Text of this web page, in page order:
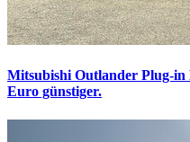
Mitsubishi Outlander Plug-
Euro günstiger.